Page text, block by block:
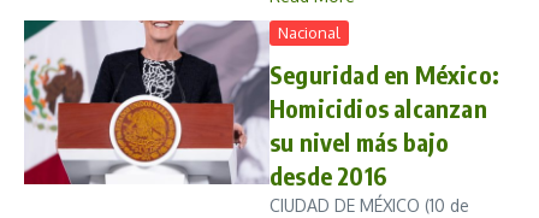
Nacional
Seguridad en México:
Homicidios alcanzan
su nivel más bajo
desde 2016
CIUDAD DE MÉXICO (10 de